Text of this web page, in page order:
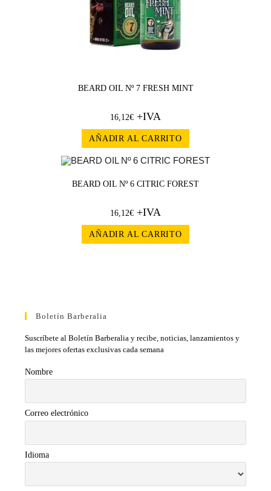
Boletín Barberalia
Suscríbete al Boletín Barberalia y recibe, noticias, lanzamientos y
las mejores ofertas exclusivas cada semana
Nombre
Correo electrónico
Idioma
BEARD OIL Nº 7 FRESH MINT
16,12€ +IVA
AÑADIR AL CARRITO
BEARD OIL Nº 6 CITRIC FOREST
16,12€ +IVA
AÑADIR AL CARRITO